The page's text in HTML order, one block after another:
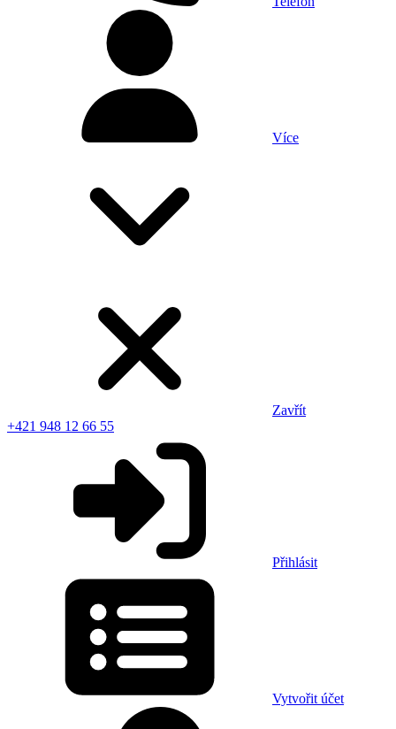
Více
Zavřít
+421 948 12 66 55
Přihlásit
Vytvořit účet